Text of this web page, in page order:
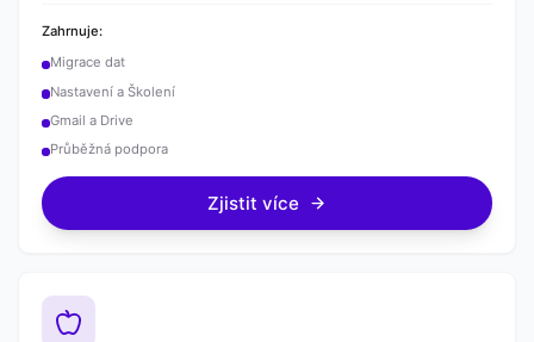
Zahrnuje:
Migrace dat
Nastavení a Školení
Gmail a Drive
Průběžná podpora
Zjistit více